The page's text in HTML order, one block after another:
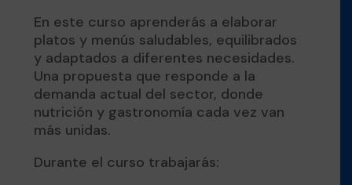
En este curso aprenderás a elaborar
platos y menús saludables, equilibrados
y adaptados a diferentes necesidades.
Una propuesta que responde a la
demanda actual del sector, donde
nutrición y gastronomía cada vez van
más unidas.
Durante el curso trabajarás: